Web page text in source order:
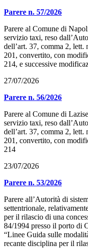
Parere n. 57/2026
Parere al Comune di
servizio taxi, reso
dell’art. 37, comma 2, lett.
201, convertito, con
214, e successive
27/07/2026
Parere n. 56/2026
Parere al Comune di
servizio taxi, reso
dell’art. 37, comma 2, lett.
201, convertito, con
214
23/07/2026
Parere n. 53/2026
Parere all’Autorità di
settentrionale,
per il rilascio di una
84/1994 presso il porto di
“Linee Guida sulle
recante disciplina per il